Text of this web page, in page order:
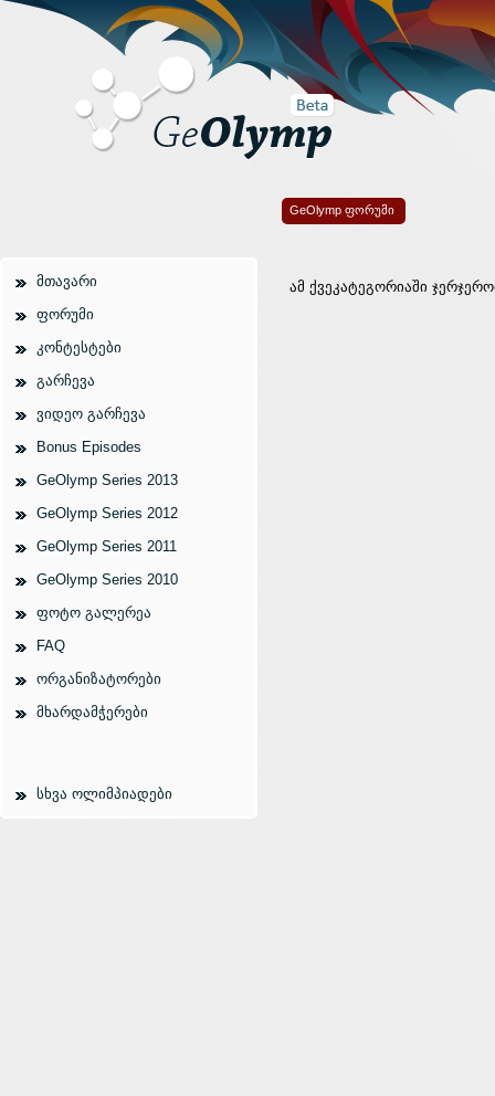
მთავარი
ფორუმი
კონტესტები
გარჩევა
ვიდეო გარჩევა
Bonus Episodes
GeOlymp Series 2013
GeOlymp Series 2012
GeOlymp Series 2011
GeOlymp Series 2010
ფოტო გალერეა
FAQ
ორგანიზატორები
მხარდამჭერები
სხვა ოლიმპიადები
GeOlymp ფორუმი
ამ ქვეკატეგორიაში